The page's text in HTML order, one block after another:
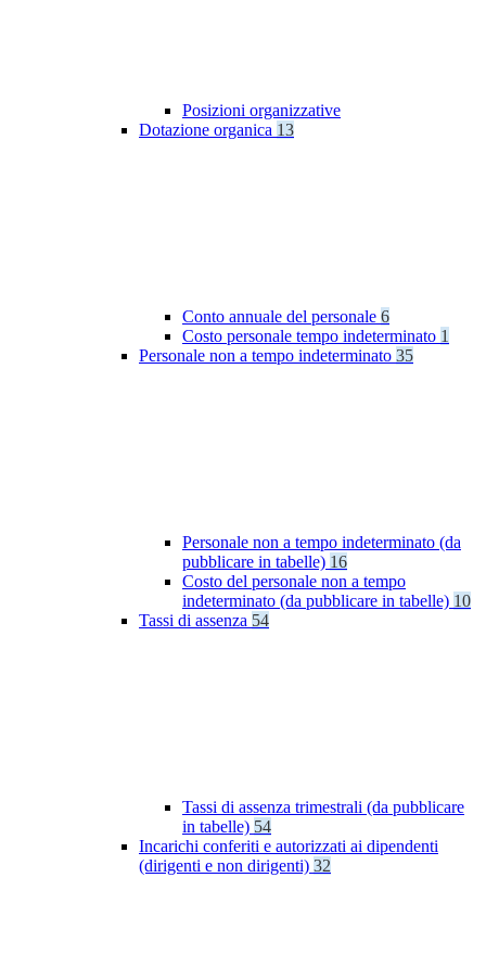
Posizioni organizzative
Dotazione organica 13
Conto annuale del personale 6
Costo personale tempo indeterminato 1
Personale non a tempo indeterminato 35
Personale non a tempo indeterminato (da
pubblicare in tabelle) 16
Costo del personale non a tempo
indeterminato (da pubblicare in tabelle) 10
Tassi di assenza 54
Tassi di assenza trimestrali (da pubblicare
in tabelle) 54
Incarichi conferiti e autorizzati ai dipendenti
(dirigenti e non dirigenti) 32